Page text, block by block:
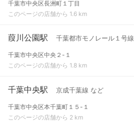
千葉市中央区長洲町１丁目
このページの店舗から 1.6 km
葭川公園駅 千葉都市モノレール１号線
千葉市中央区中央２-１
このページの店舗から 1.8 km
千葉中央駅 京成千葉線 など
千葉市中央区本千葉町１５-１
このページの店舗から 2 km